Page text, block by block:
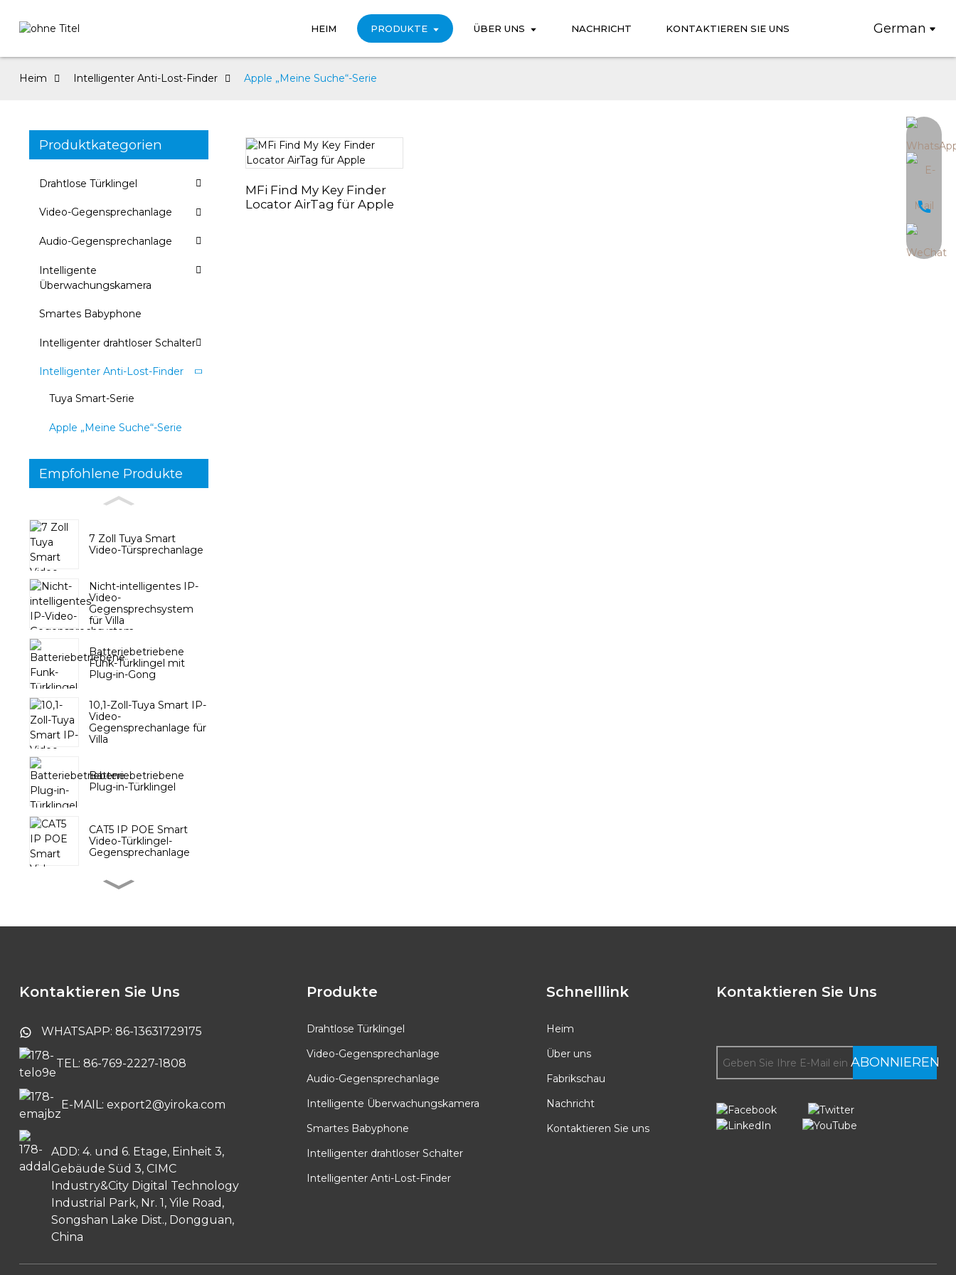
HEIM PRODUKTE ÜBER UNS NACHRICHT KONTAKTIEREN SIE UNS German
Heim Intelligenter Anti-Lost-Finder Apple „Meine Suche“-Serie
Produktkategorien
Drahtlose Türklingel
Video-Gegensprechanlage
Audio-Gegensprechanlage
Intelligente
Überwachungskamera
Smartes Babyphone
Intelligenter drahtloser Schalter
Intelligenter Anti-Lost-Finder
Tuya Smart-Serie
Apple „Meine Suche“-Serie
Empfohlene Produkte
7 Zoll Tuya Smart
Video-Türsprechanlage
Nicht-intelligentes IP-
Video-
Gegensprechsystem
für Villa
Batteriebetriebene
Funk-Türklingel mit
Plug-in-Gong
10,1-Zoll-Tuya Smart IP-
Video-
Gegensprechanlage für
Villa
Batteriebetriebene
Plug-in-Türklingel
CAT5 IP POE Smart
Video-Türklingel-
Gegensprechanlage
Innenkamera
MFi Find My Key Finder
Locator AirTag für Apple
Kontaktieren Sie Uns
WHATSAPP: 86-13631729175
TEL: 86-769-2227-1808
E-MAIL: export2@yiroka.com
ADD: 4. und 6. Etage, Einheit 3,
Gebäude Süd 3, CIMC
Industry&City Digital Technology
Industrial Park, Nr. 1, Yile Road,
Songshan Lake Dist., Dongguan,
China
Produkte
Drahtlose Türklingel
Video-Gegensprechanlage
Audio-Gegensprechanlage
Intelligente Überwachungskamera
Smartes Babyphone
Intelligenter drahtloser Schalter
Intelligenter Anti-Lost-Finder
Schnelllink
Heim
Über uns
Fabrikschau
Nachricht
Kontaktieren Sie uns
Kontaktieren Sie Uns
ABONNIEREN